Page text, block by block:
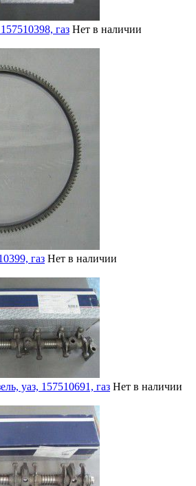
газ Нет в наличии
газ Нет в наличии
уаз, 157510691, газ Нет в наличии